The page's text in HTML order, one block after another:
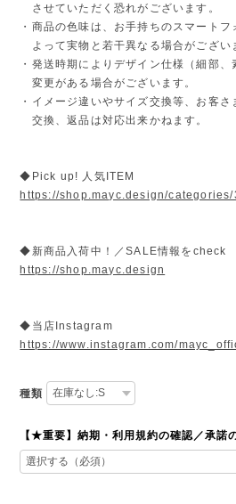
させていただく恐れがございます。
・商品の色味は、お手持ちのスマートフ
よって実物と若干異なる場合がござい
・発送時期によりデザイン仕様（細部、
変更がある場合がございます。
・イメージ違いやサイズ交換等、お客さ
交換、返品は対応出来かねます。
◆Pick up! 人気ITEM
https://shop.mayc.design/categories/
◆新商品入荷中！／SALE情報をcheck
https://shop.mayc.design
◆当店Instagram
https://www.instagram.com/
種類
【★重要】納期・利用規約の確認／承諾